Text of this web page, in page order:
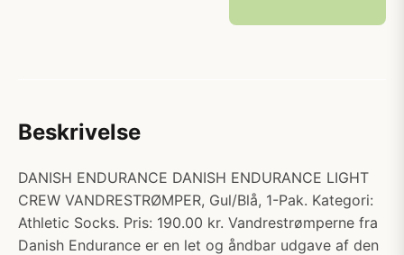
Beskrivelse
DANISH ENDURANCE DANISH ENDURANCE LIGHT
CREW VANDRESTRØMPER, Gul/Blå, 1-Pak. Kategori:
Athletic Socks. Pris: 190.00 kr. Vandrestrømperne fra
Danish Endurance er en let og åndbar udgave af den